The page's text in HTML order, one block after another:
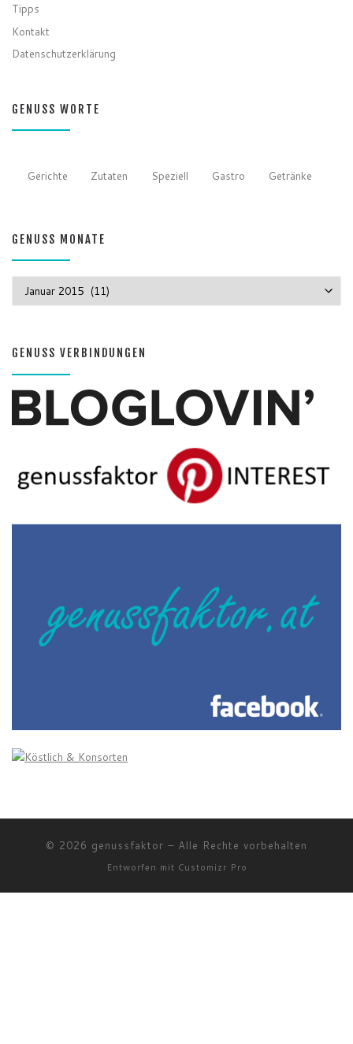
Tipps
Kontakt
Datenschutzerklärung
GENUSS WORTE
Gerichte Zutaten Speziell Gastro Getränke
GENUSS MONATE
GENUSS VERBINDUNGEN
© 2026 genussfaktor – Alle Rechte vorbehalten
Entworfen mit Customizr Pro